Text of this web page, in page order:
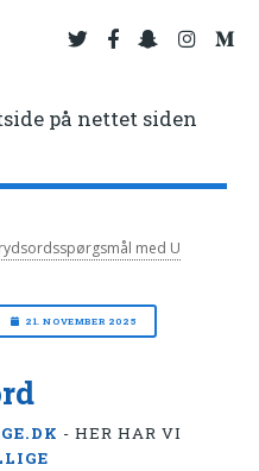
på nettet siden
med U
21. NOVEMBER 2025
- HER HAR VI